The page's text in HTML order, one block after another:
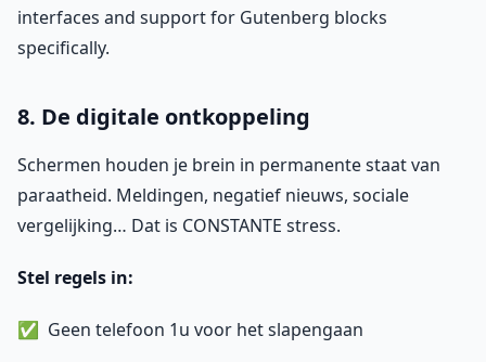
interfaces and support for Gutenberg blocks
specifically.
8. De digitale ontkoppeling
Schermen houden je brein in permanente staat van
paraatheid. Meldingen, negatief nieuws, sociale
vergelijking… Dat is CONSTANTE stress.
Stel regels in:
Geen telefoon 1u voor het slapengaan